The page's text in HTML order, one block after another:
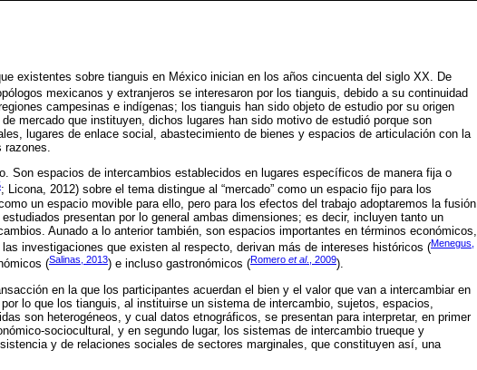
existentes sobre tianguis en México inician en los años cincuenta del siglo XX. De
mexicanos y extranjeros se interesaron por los tianguis, debido a su continuidad
campesinas e indígenas; los tianguis han sido objeto de estudio por su origen
mercado que instituyen, dichos lugares han sido motivo de estudió porque son
lugares de enlace social, abastecimiento de bienes y espacios de articulación con la
razones.
Son espacios de intercambios establecidos en lugares específicos de manera fija o
; Licona, 2012) sobre el tema distingue al “mercado” como un espacio fijo para los
un espacio movible para ello, pero para los efectos del trabajo adoptaremos la fusión
presentan por lo general ambas dimensiones; es decir, incluyen tanto un
Aunado a lo anterior también, son espacios importantes en términos económicos,
investigaciones que existen al respecto, derivan más de intereses históricos (Menegus,
(Salinas, 2013) e incluso gastronómicos (Romero et al., 2009).
en la que los participantes acuerdan el bien y el valor que van a intercambiar en
lo que los tianguis, al instituirse un sistema de intercambio, sujetos, espacios,
son heterogéneos, y cual datos etnográficos, se presentan para interpretar, en primer
sociocultural, y en segundo lugar, los sistemas de intercambio trueque y
y de relaciones sociales de sectores marginales, que constituyen así, una